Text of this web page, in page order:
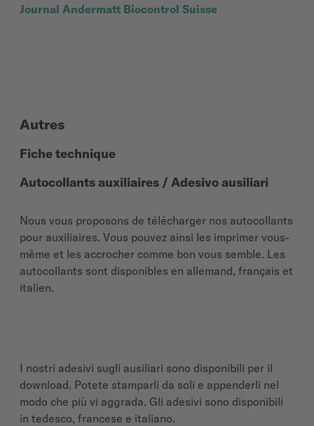
Journal Andermatt Biocontrol Suisse
Autres
Fiche technique
Autocollants auxiliaires / Adesivo ausiliari
Nous vous proposons de télécharger nos autocollants
pour auxiliaires. Vous pouvez ainsi les imprimer vous-
même et les accrocher comme bon vous semble. Les
autocollants sont disponibles en allemand, français et
italien.
I nostri adesivi sugli ausiliari sono disponibili per il
download. Potete stamparli da soli e appenderli nel
modo che più vi aggrada. Gli adesivi sono disponibili
in tedesco, francese e italiano.